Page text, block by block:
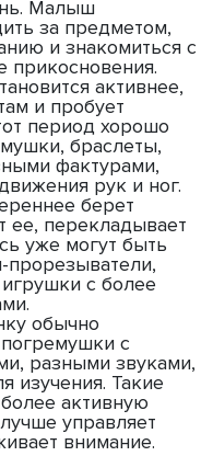
Малыш
за предметом,
и знакомиться с
прикосновения.
активнее,
и пробует
период хорошо
браслеты,
фактурами,
рук и ног.
берет
ее, перекладывает
уже могут быть
с более
обычно
с
разными звуками,
изучения. Такие
активную
управляет
внимание.